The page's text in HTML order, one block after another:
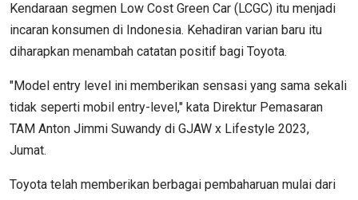
Kendaraan segmen Low Cost Green Car (LCGC) itu menjadi
incaran konsumen di Indonesia. Kehadiran varian baru itu
diharapkan menambah catatan positif bagi Toyota.
"Model entry level ini memberikan sensasi yang sama sekali
tidak seperti mobil entry-level," kata Direktur Pemasaran
TAM Anton Jimmi Suwandy di GJAW x Lifestyle 2023,
Jumat.
Toyota telah memberikan berbagai pembaharuan mulai dari